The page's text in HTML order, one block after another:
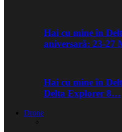
Hai cu mine în
aniversară: 23-27
Hai cu mine în
Delta Explorer 8…
Drone